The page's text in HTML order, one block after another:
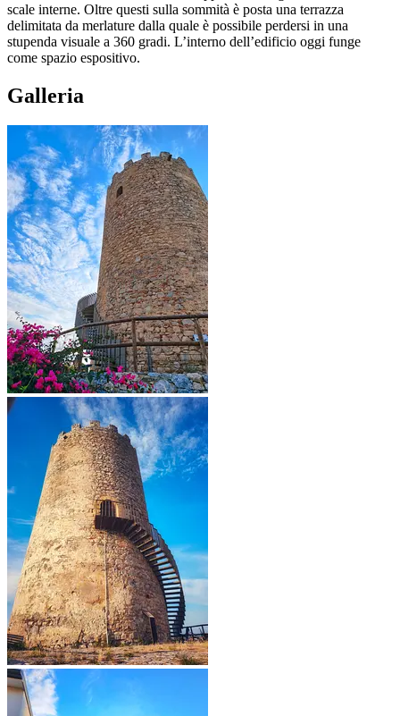
scale interne. Oltre questi sulla sommità è posta una terrazza
delimitata da merlature dalla quale è possibile perdersi in una
stupenda visuale a 360 gradi. L’interno dell’edificio oggi funge
come spazio espositivo.
Galleria